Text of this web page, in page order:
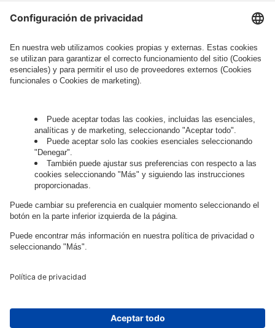
Hablemos.
¿Quieres unirte al apasionante mundo
Trabaja con
nosotros.
Governance
Cookie Settings